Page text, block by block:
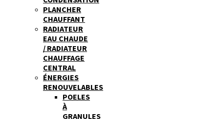
PLANCHER
CHAUFFANT
RADIATEUR
EAU CHAUDE
/ RADIATEUR
CHAUFFAGE
CENTRAL
ÉNERGIES
RENOUVELABLES
POELES
À
GRANULES